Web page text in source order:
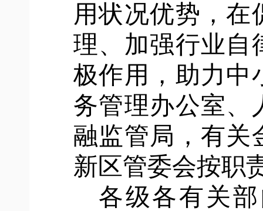
用状况优势，在
理、加强行业自
极作用，助力中
务管理办公室、
融监管局，有关
新区管委会按职
各级各有关